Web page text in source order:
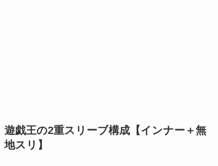
遊戯王の2重スリーブ構成【インナー＋無
地スリ】